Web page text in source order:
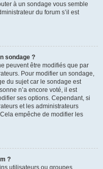
à un sondage vous semble
du forum s’il est
sondage ?
peuvent être modifiés que par
Pour modifier un sondage,
du sujet car le sondage est
n’a encore voté, il est
ses options. Cependant, si
et les administrateurs
empêche de modifier les
?
utilisateurs ou groupes